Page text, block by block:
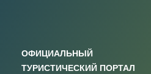
ОФИЦИАЛЬНЫЙ
ТУРИСТИЧЕСКИЙ ПОРТАЛ